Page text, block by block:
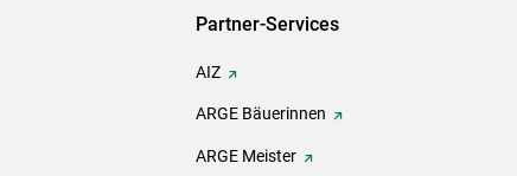
Partner-Services
AIZ
ARGE Bäuerinnen
ARGE Meister